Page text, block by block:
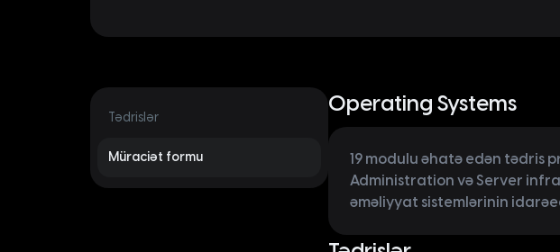
Tədrislər
Müraciət formu
Operating Systems
19 modulu əhatə edən tədris
Administration və Server
əməliyyat sistemlərinin